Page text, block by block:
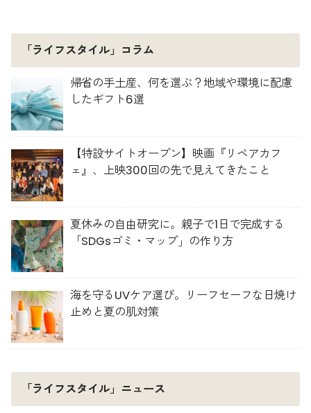
「ライフスタイル」コラム
帰省の手土産、何を選ぶ？地域や環境に配慮
したギフト6選
【特設サイトオープン】映画『リペアカフ
ェ』、上映300回の先で見えてきたこと
夏休みの自由研究に。親子で1日で完成する
「SDGsゴミ・マップ」の作り方
海を守るUVケア選び。リーフセーフな日焼け
止めと夏の肌対策
「ライフスタイル」ニュース